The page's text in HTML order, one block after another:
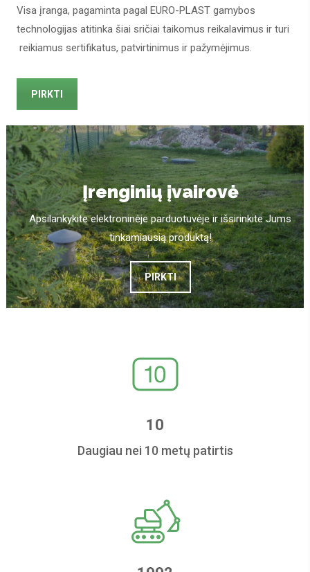
Visa įranga, pagaminta pagal EURO-PLAST gamybos
technologijas atitinka šiai sričiai taikomus reikalavimus ir turi
reikiamus sertifikatus, patvirtinimus ir pažymėjimus.
PIRKTI
Įrenginių įvairovė
Apsilankykite elektroninėje parduotuvėje ir išsirinkite Jums
tinkamiausią produktą!
PIRKTI
10
Daugiau nei 10 metų patirtis